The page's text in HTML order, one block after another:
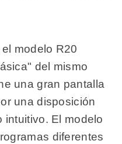
modelo R20
del mismo
una gran pantalla
una disposición
intuitivo. El modelo
diferentes